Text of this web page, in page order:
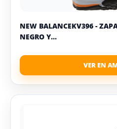
NEW BALANCEKV396 -
NEGRO Y...